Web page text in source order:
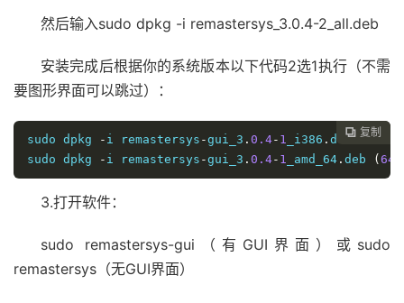
然后输入sudo dpkg -i remastersys_3.0.4-2_all.deb
安装完成后根据你的系统版本以下代码2选1执行（不需
要图形界面可以跳过）：
 复制
sudo dpkg - i remastersys -gui_3 . 0.4- 1 _i386 . deb (32
sudo dpkg
- i remastersys -gui_3 . 0.4- 1 _amd_64 . deb ( 64
3.打开软件：
sudo remastersys-gui（有GUI界面）或sudo
remastersys（无GUI界面）